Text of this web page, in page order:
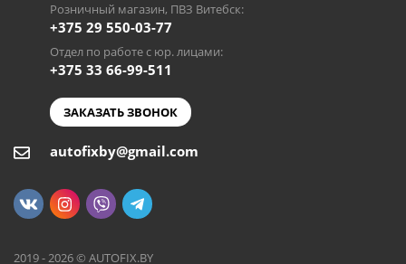
Розничный магазин, ПВЗ Витебск:
+375 29 550-03-77
Отдел по работе с юр. лицами:
+375 33 66-99-511
ЗАКАЗАТЬ ЗВОНОК
autofixby@gmail.com
2019 - 2026 © AUTOFIX.BY